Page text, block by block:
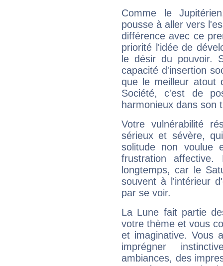
Comme le
pousse à aller vers
différence avec ce
priorité l'idée de
le désir du pouvoir.
capacité d'insertion
que le meilleur atout
Société, c'est de
harmonieux dans son
Votre vulnérabilité
sérieux et sévère,
solitude non voulue
frustration
longtemps, car le
souvent à l'intérieur
par se voir.
La Lune fait partie
votre thème et vous
et imaginative. Vous
imprégner
ambiances, des